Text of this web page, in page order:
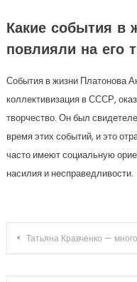
Какие события в
повлияли на его
События в жизни Платонова
коллективизация в СССР,
творчество. Он был
время этих событий, и это
часто имеют социальную
насилия и несправедливости.
Навигация
по
Татьяна Кравченко — многосторонняя талантливая российская актриса с богатой биографией и успешной карьерой